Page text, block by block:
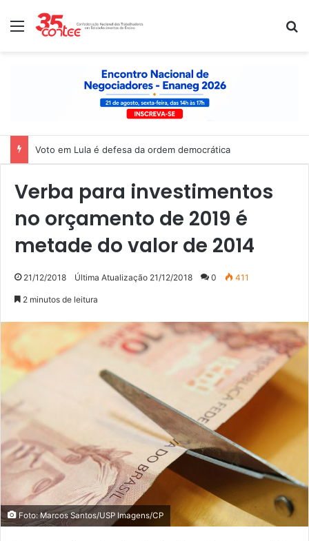
Menu
Voto em Lula é defesa da ordem democrática
Verba para investimentos
no orçamento de 2019 é
metade do valor de 2014
21/12/2018 Última Atualização 21/12/2018 0 411
2 minutos de leitura
Foto: Marcos Santos/USP Imagens/CP